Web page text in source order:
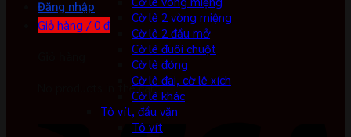
Đăng nhập
Giỏ hàng /0 ₫
No products in the cart.
Cờ lê 2 vòng miệng
Cờ lê 2 đầu mở
Cờ lê đuôi chuột
Cờ lê đóng
Cờ lê đai, cờ lê xích
Cờ lê khác
Tô vít, đầu vặn
Tô vít